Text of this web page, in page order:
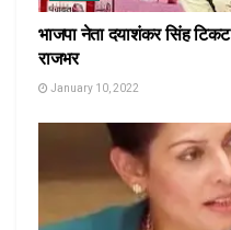
भाजपा नेता दयाशंकर सिंह
राजभर
January 10, 2022